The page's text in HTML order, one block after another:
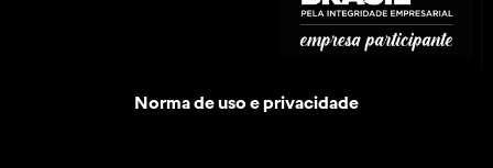
Norma de uso e privacidade